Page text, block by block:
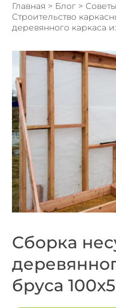
Главная > Блог >
Строительство
деревянного каркаса
Сборка
бруса